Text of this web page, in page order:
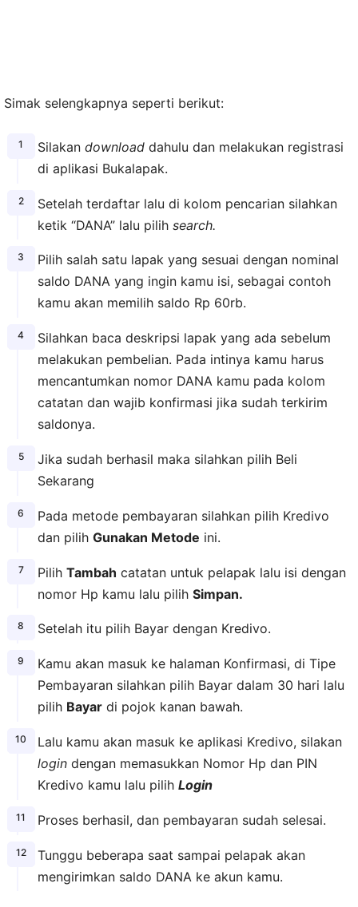
Simak selengkapnya seperti berikut:
Silakan downloaddahulu dan melakukan registrasi
di aplikasi Bukalapak.
Setelah terdaftar lalu di kolom pencarian silahkan
ketik “DANA” lalu pilih search.
Pilih salah satu lapak yang sesuai dengan nominal
saldo DANA yang ingin kamu isi, sebagai contoh
kamu akan memilih saldo Rp 60rb.
Silahkan baca deskripsi lapak yang ada sebelum
melakukan pembelian. Pada intinya kamu harus
mencantumkan nomor DANA kamu pada kolom
catatan dan wajib konfirmasi jika sudah terkirim
saldonya.
Jika sudah berhasil maka silahkan pilih Beli
Sekarang
Pada metode pembayaran silahkan pilih Kredivo
dan pilih Gunakan Metode ini.
Pilih Tambah catatan untuk pelapak lalu isi dengan
nomor Hp kamu lalu pilih Simpan.
Setelah itu pilih Bayar dengan Kredivo.
Kamu akan masuk ke halaman Konfirmasi, di Tipe
Pembayaran silahkan pilih Bayar dalam 30 hari lalu
pilih Bayardi pojok kanan bawah.
Lalu kamu akan masuk ke aplikasi Kredivo, silakan
logindengan memasukkan Nomor Hp dan PIN
Kredivo kamu lalu pilih Login
Proses berhasil, dan pembayaran sudah selesai.
Tunggu beberapa saat sampai pelapak akan
mengirimkan saldo DANA ke akun kamu.